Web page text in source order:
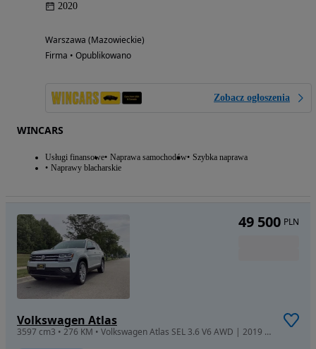
2020
Warszawa (Mazowieckie)
Firma • Opublikowano
Zobacz ogłoszenia
WINCARS
Usługi finansowe Naprawa samochodów Szybka naprawa
Naprawy blacharskie
Volkswagen Atlas
3597 cm3 • 276 KM • Volkswagen Atlas SEL 3.6 V6 AWD | 2019 | Skóra | 78 910 km
49 500 PLN